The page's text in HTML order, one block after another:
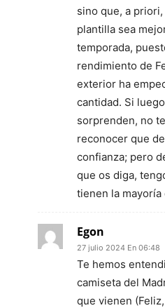
sino que, a
plantilla sea
temporada,
rendimiento de
exterior ha
cantidad. Si
sorprenden, no
reconocer que
confianza; pero
que os diga,
tienen la mayoría
Egon
27 julio 2024 En 06:48
Te hemos
camiseta del
que vienen